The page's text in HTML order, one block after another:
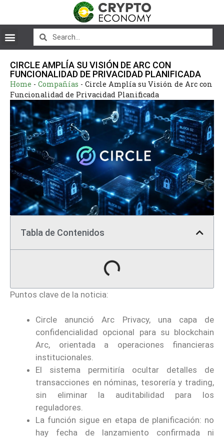
CIRCLE AMPLÍA SU VISIÓN DE ARC CON
FUNCIONALIDAD DE PRIVACIDAD PLANIFICADA
Home - Compañías - Circle Amplía su Visión de Arc con
Funcionalidad de Privacidad Planificada
Tabla de Contenidos
Puntos clave de la noticia:
Circle anunció Arc Privacy, una capa de
confidencialidad opcional para su blockchain
Arc, orientada a operaciones financieras
institucionales.
El sistema permitiría ocultar detalles de
transacciones en nóminas, tesorería y trading,
sin eliminar la auditabilidad para los
reguladores.
La función sigue en etapa de planificación: no
hay fecha de lanzamiento confirmada ni